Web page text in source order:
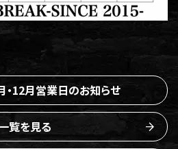
・12月営業日のお知らせ
覧を見る